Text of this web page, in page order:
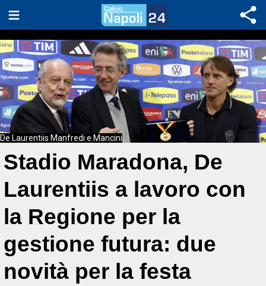
De Laurentiis Manfredi e Mancini
Stadio Maradona, De
Laurentiis a lavoro con
la Regione per la
gestione futura: due
novità per la festa